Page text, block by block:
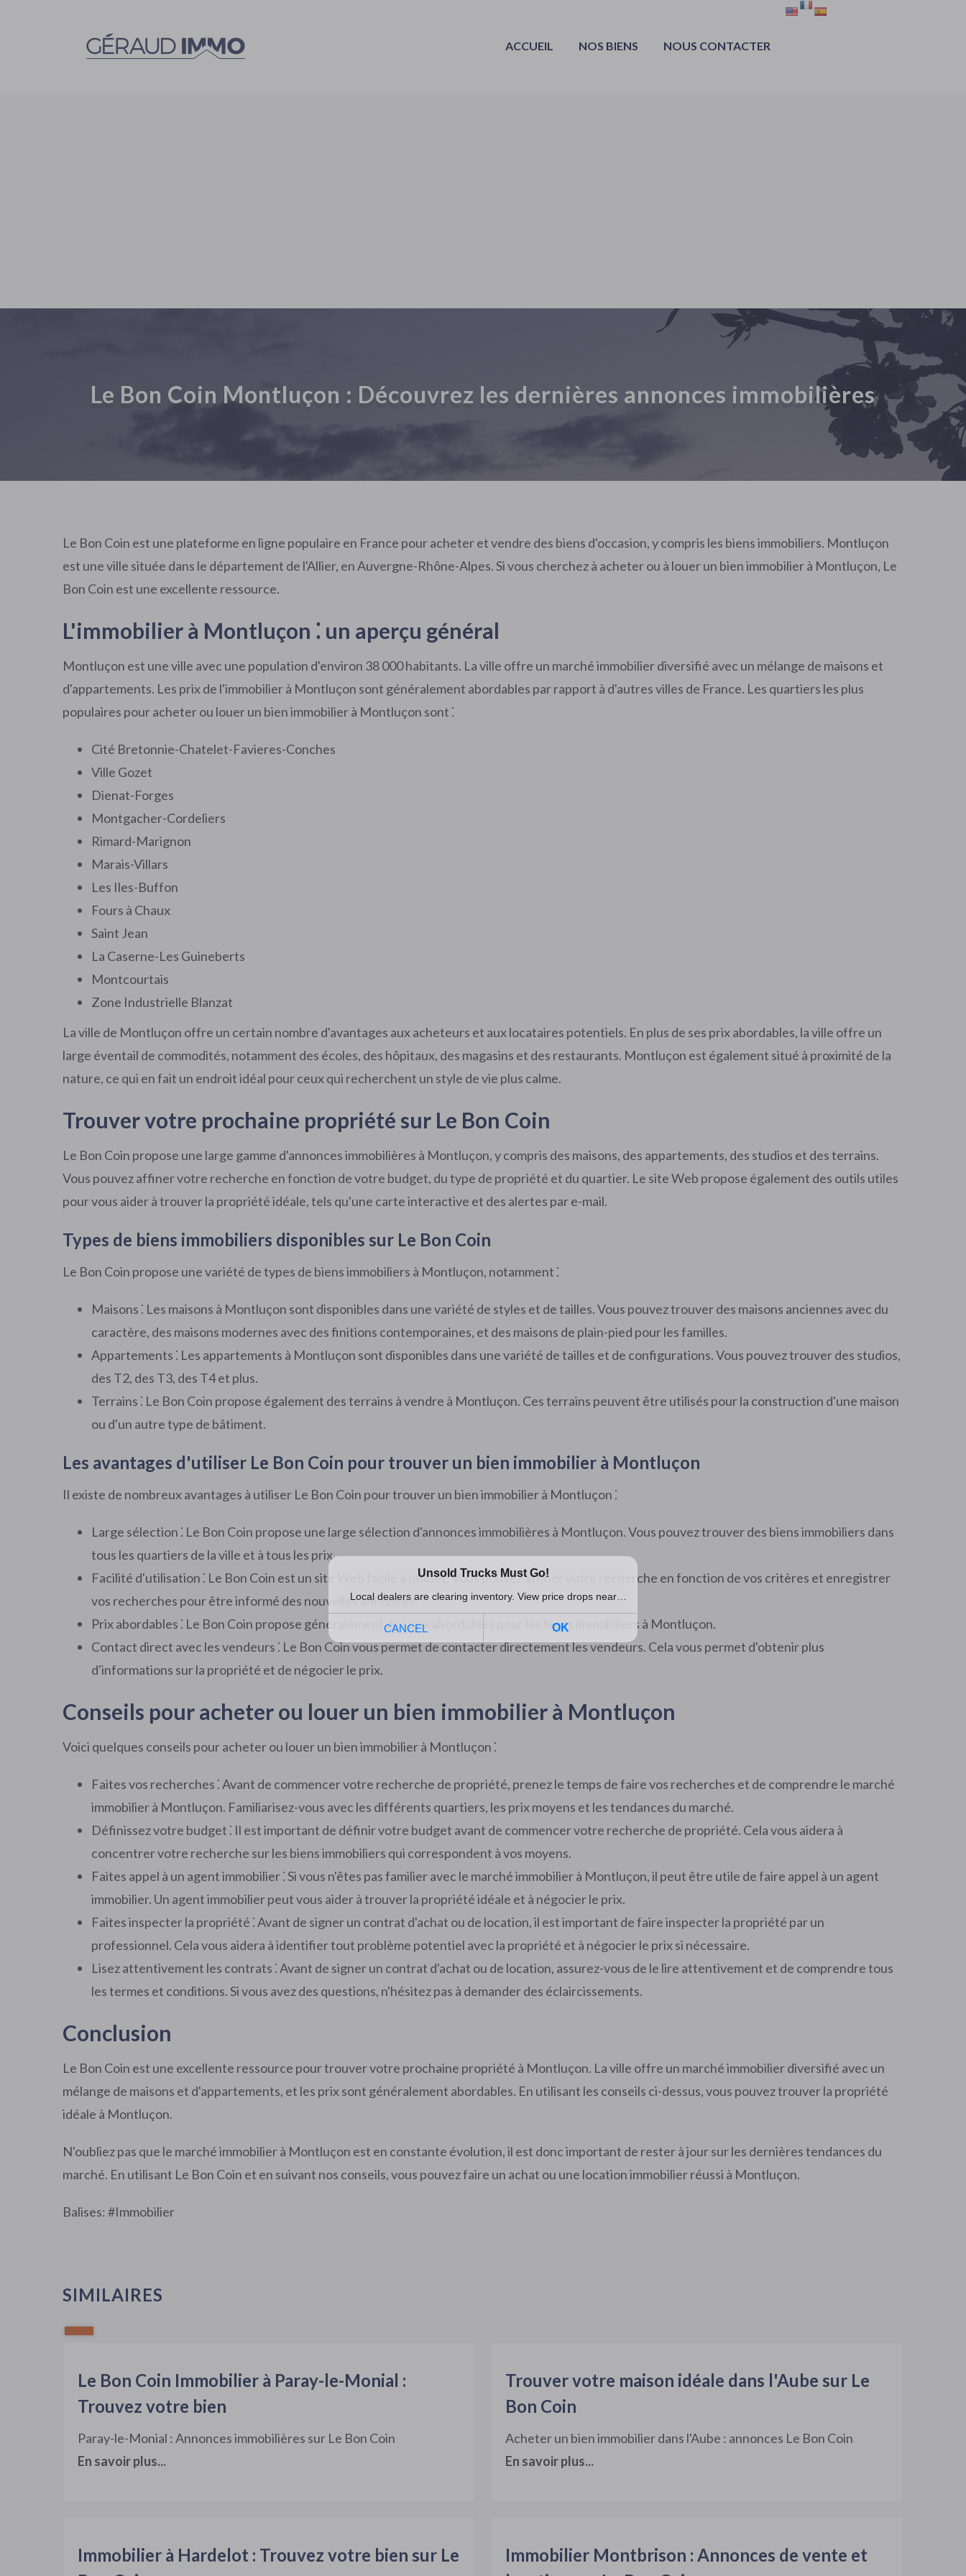
ACCUEIL NOS BIENS NOUS CONTACTER
Le Bon Coin Montluçon : Découvrez les dernières annonces immobilières
Le Bon Coin est une plateforme en ligne populaire en France pour acheter et vendre des biens d'occasion, y compris les biens immobiliers. Montluçon
est une ville située dans le département de l'Allier, en Auvergne-Rhône-Alpes. Si vous cherchez à acheter ou à louer un bien immobilier à Montluçon, Le
Bon Coin est une excellente ressource.
L'immobilier à Montluçon ⁚ un aperçu général
Montluçon est une ville avec une population d'environ 38 000 habitants. La ville offre un marché immobilier diversifié avec un mélange de maisons et
d'appartements. Les prix de l'immobilier à Montluçon sont généralement abordables par rapport à d'autres villes de France. Les quartiers les plus
populaires pour acheter ou louer un bien immobilier à Montluçon sont ⁚
Cité Bretonnie-Chatelet-Favieres-Conches
Ville Gozet
Dienat-Forges
Montgacher-Cordeliers
Rimard-Marignon
Marais-Villars
Les Iles-Buffon
Fours à Chaux
Saint Jean
La Caserne-Les Guineberts
Montcourtais
Zone Industrielle Blanzat
La ville de Montluçon offre un certain nombre d'avantages aux acheteurs et aux locataires potentiels. En plus de ses prix abordables, la ville offre un
large éventail de commodités, notamment des écoles, des hôpitaux, des magasins et des restaurants. Montluçon est également situé à proximité de la
nature, ce qui en fait un endroit idéal pour ceux qui recherchent un style de vie plus calme.
Trouver votre prochaine propriété sur Le Bon Coin
Le Bon Coin propose une large gamme d'annonces immobilières à Montluçon, y compris des maisons, des appartements, des studios et des terrains.
Vous pouvez affiner votre recherche en fonction de votre budget, du type de propriété et du quartier. Le site Web propose également des outils utiles
pour vous aider à trouver la propriété idéale, tels qu'une carte interactive et des alertes par e-mail.
Types de biens immobiliers disponibles sur Le Bon Coin
Le Bon Coin propose une variété de types de biens immobiliers à Montluçon, notamment ⁚
Maisons ⁚ Les maisons à Montluçon sont disponibles dans une variété de styles et de tailles. Vous pouvez trouver des maisons anciennes avec du
caractère, des maisons modernes avec des finitions contemporaines, et des maisons de plain-pied pour les familles.
Appartements ⁚ Les appartements à Montluçon sont disponibles dans une variété de tailles et de configurations. Vous pouvez trouver des studios,
des T2, des T3, des T4 et plus.
Terrains ⁚ Le Bon Coin propose également des terrains à vendre à Montluçon. Ces terrains peuvent être utilisés pour la construction d'une maison
ou d'un autre type de bâtiment.
Les avantages d'utiliser Le Bon Coin pour trouver un bien immobilier à Montluçon
Il existe de nombreux avantages à utiliser Le Bon Coin pour trouver un bien immobilier à Montluçon ⁚
Large sélection ⁚ Le Bon Coin propose une large sélection d'annonces immobilières à Montluçon. Vous pouvez trouver des biens immobiliers dans
tous les quartiers de la ville et à tous les prix.
Facilité d'utilisation ⁚ Le Bon Coin est un site Web facile à utiliser. Vous pouvez affiner votre recherche en fonction de vos critères et enregistrer
vos recherches pour être informé des nouvelles annonces.
Prix abordables ⁚ Le Bon Coin propose généralement des prix abordables pour les biens immobiliers à Montluçon.
Contact direct avec les vendeurs ⁚ Le Bon Coin vous permet de contacter directement les vendeurs. Cela vous permet d'obtenir plus
d'informations sur la propriété et de négocier le prix.
Conseils pour acheter ou louer un bien immobilier à Montluçon
Voici quelques conseils pour acheter ou louer un bien immobilier à Montluçon ⁚
Faites vos recherches ⁚ Avant de commencer votre recherche de propriété, prenez le temps de faire vos recherches et de comprendre le marché
immobilier à Montluçon. Familiarisez-vous avec les différents quartiers, les prix moyens et les tendances du marché.
Définissez votre budget ⁚ Il est important de définir votre budget avant de commencer votre recherche de propriété. Cela vous aidera à
concentrer votre recherche sur les biens immobiliers qui correspondent à vos moyens.
Faites appel à un agent immobilier ⁚ Si vous n'êtes pas familier avec le marché immobilier à Montluçon, il peut être utile de faire appel à un agent
immobilier. Un agent immobilier peut vous aider à trouver la propriété idéale et à négocier le prix.
Faites inspecter la propriété ⁚ Avant de signer un contrat d'achat ou de location, il est important de faire inspecter la propriété par un
professionnel. Cela vous aidera à identifier tout problème potentiel avec la propriété et à négocier le prix si nécessaire.
Lisez attentivement les contrats ⁚ Avant de signer un contrat d'achat ou de location, assurez-vous de le lire attentivement et de comprendre tous
les termes et conditions. Si vous avez des questions, n'hésitez pas à demander des éclaircissements.
Conclusion
Le Bon Coin est une excellente ressource pour trouver votre prochaine propriété à Montluçon. La ville offre un marché immobilier diversifié avec un
mélange de maisons et d'appartements, et les prix sont généralement abordables. En utilisant les conseils ci-dessus, vous pouvez trouver la propriété
idéale à Montluçon.
N'oubliez pas que le marché immobilier à Montluçon est en constante évolution, il est donc important de rester à jour sur les dernières tendances du
marché. En utilisant Le Bon Coin et en suivant nos conseils, vous pouvez faire un achat ou une location immobilier réussi à Montluçon.
Balises: #Immobilier
SIMILAIRES
Le Bon Coin Immobilier à Paray-le-Monial :
Trouvez votre bien
Paray-le-Monial : Annonces immobilières sur Le Bon Coin
En savoir plus...
Trouver votre maison idéale dans l'Aube sur Le
Bon Coin
Acheter un bien immobilier dans l'Aube : annonces Le Bon Coin
En savoir plus...
Immobilier à Hardelot : Trouvez votre bien sur Le
Immobilier Montbrison : Annonces de vente et